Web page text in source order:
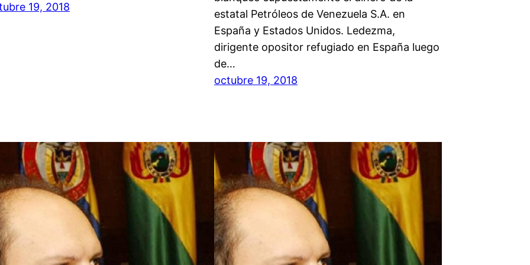
19, 2018
estatal Petróleos de Venezuela S.A. en
España y Estados Unidos. Ledezma,
dirigente opositor refugiado en España luego
de…
octubre 19, 2018